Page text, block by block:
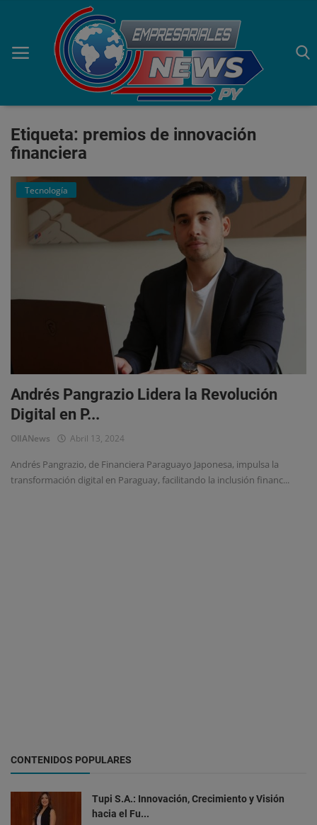
Inicio
Negocios
Tecnología
Etiqueta: premios de innovación
financiera
Tecnología
Andrés Pangrazio Lidera la Revolución
Digital en P...
OlIANews Abril 13, 2024
Andrés Pangrazio, de Financiera Paraguayo Japonesa, impulsa la
transformación digital en Paraguay, facilitando la inclusión financ...
CONTENIDOS POPULARES
Tupi S.A.: Innovación, Crecimiento y Visión
hacia el Fu...